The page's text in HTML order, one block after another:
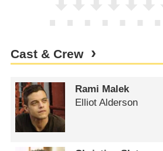
Cast & Crew
Rami Malek
Elliot Alderson